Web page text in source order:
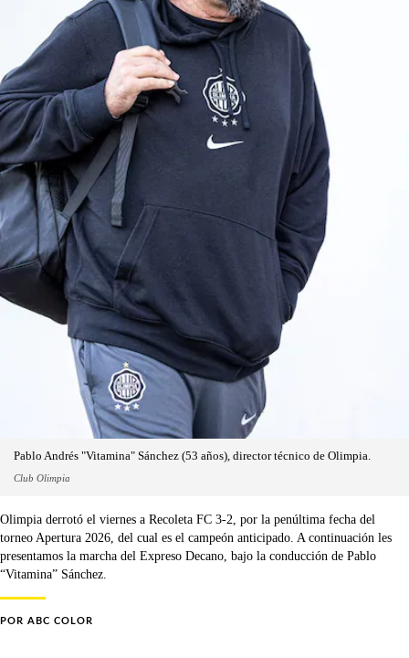
Pablo Andrés "Vitamina" Sánchez (53 años), director técnico de Olimpia.
Club Olimpia
Olimpia derrotó el viernes a Recoleta FC 3-2, por la penúltima fecha del
torneo Apertura 2026, del cual es el campeón anticipado. A continuación les
presentamos la marcha del Expreso Decano, bajo la conducción de Pablo
“Vitamina” Sánchez.
POR ABC COLOR